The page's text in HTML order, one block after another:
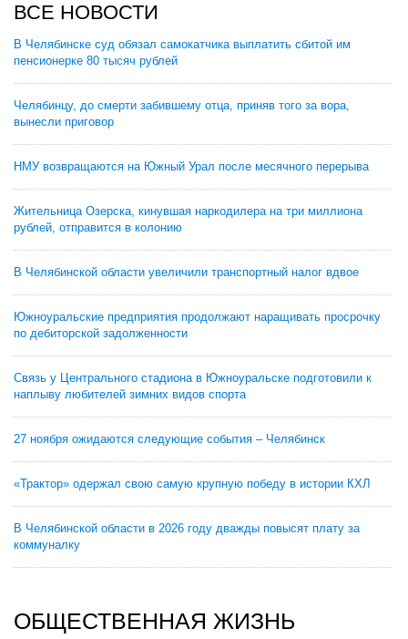
ВСЕ НОВОСТИ
В Челябинске суд обязал самокатчика выплатить сбитой им
пенсионерке 80 тысяч рублей
Челябинцу, до смерти забившему отца, приняв того за вора,
вынесли приговор
НМУ возвращаются на Южный Урал после месячного перерыва
Жительница Озерска, кинувшая наркодилера на три миллиона
рублей, отправится в колонию
В Челябинской области увеличили транспортный налог вдвое
Южноуральские предприятия продолжают наращивать просрочку
по дебиторской задолженности
Связь у Центрального стадиона в Южноуральске подготовили к
наплыву любителей зимних видов спорта
27 ноября ожидаются следующие события – Челябинск
«Трактор» одержал свою самую крупную победу в истории КХЛ
В Челябинской области в 2026 году дважды повысят плату за
коммуналку
ОБЩЕСТВЕННАЯ ЖИЗНЬ